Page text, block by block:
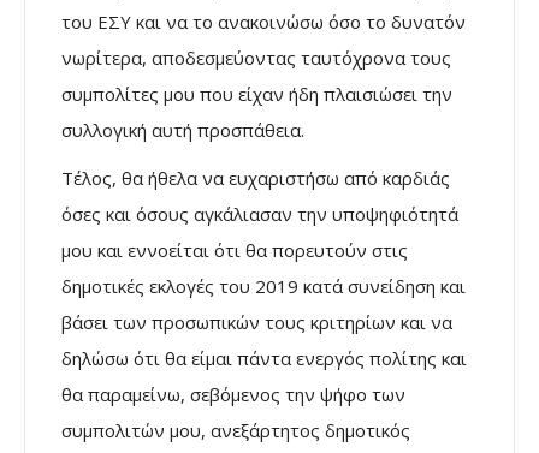
του ΕΣΥ και να το ανακοινώσω όσο το δυνατόν
νωρίτερα, αποδεσμεύοντας ταυτόχρονα τους
συμπολίτες μου που είχαν ήδη πλαισιώσει την
συλλογική αυτή προσπάθεια.
Τέλος, θα ήθελα να ευχαριστήσω από καρδιάς
όσες και όσους αγκάλιασαν την υποψηφιότητά
μου και εννοείται ότι θα πορευτούν στις
δημοτικές εκλογές του 2019 κατά συνείδηση και
βάσει των προσωπικών τους κριτηρίων και να
δηλώσω ότι θα είμαι πάντα ενεργός πολίτης και
θα παραμείνω, σεβόμενος την ψήφο των
συμπολιτών μου, ανεξάρτητος δημοτικός